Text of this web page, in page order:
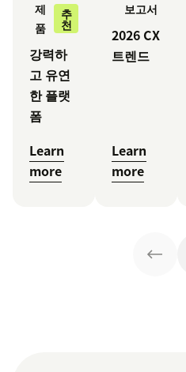
제
품
추
천
강력하
고 유연
한 플랫
폼
Learn
more
보고서
2026 CX
트렌드
Learn
more